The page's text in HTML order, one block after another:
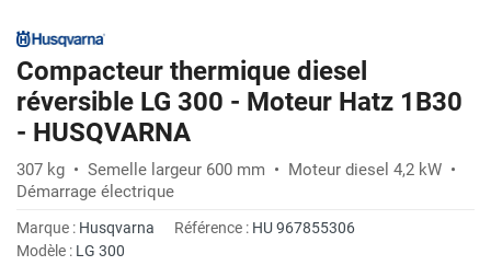
Compacteur thermique diesel
réversible LG 300 - Moteur Hatz 1B30
- HUSQVARNA
307 kg • Semelle largeur 600 mm • Moteur diesel 4,2 kW •
Démarrage électrique
Marque : Husqvarna Référence : HU 967855306
Modèle : LG 300